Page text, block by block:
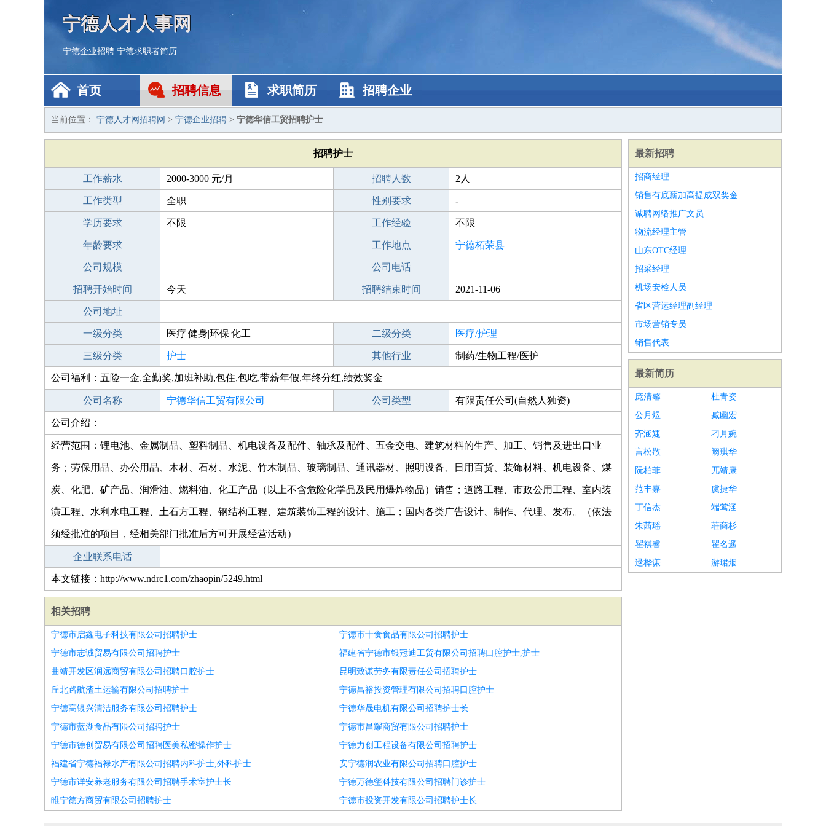
宁德人才人事网
宁德企业招聘 宁德求职者简历
首页 招聘信息 求职简历 招聘企业
当前位置： 宁德人才网招聘网 > 宁德企业招聘 > 宁德华信工贸招聘护士
招聘护士
工作薪水 2000-3000 元/月 招聘人数 2人
工作类型 全职 性别要求 -
学历要求 不限 工作经验 不限
年龄要求 工作地点 宁德柘荣县
公司规模 公司电话
招聘开始时间 今天 招聘结束时间 2021-11-06
公司地址
一级分类 医疗|健身|环保|化工 二级分类 医疗/护理
三级分类 护士 其他行业 制药/生物工程/医护
公司福利：五险一金,全勤奖,加班补助,包住,包吃,带薪年假,年终分红,绩效奖金
公司名称 宁德华信工贸有限公司 公司类型 有限责任公司(自然人独资)
公司介绍：
经营范围：锂电池、金属制品、塑料制品、机电设备及配件、轴承及配件、五金交电、建筑材料的生产、加工、销售及进出口业
务；劳保用品、办公用品、木材、石材、水泥、竹木制品、玻璃制品、通讯器材、照明设备、日用百货、装饰材料、机电设备、煤
炭、化肥、矿产品、润滑油、燃料油、化工产品（以上不含危险化学品及民用爆炸物品）销售；道路工程、市政公用工程、室内装
潢工程、水利水电工程、土石方工程、钢结构工程、建筑装饰工程的设计、施工；国内各类广告设计、制作、代理、发布。（依法
须经批准的项目，经相关部门批准后方可开展经营活动）
企业联系电话
本文链接：http://www.ndrc1.com/zhaopin/5249.html
相关招聘
宁德市启鑫电子科技有限公司招聘护士
宁德市十食食品有限公司招聘护士
宁德市志诚贸易有限公司招聘护士
福建省宁德市银冠迪工贸有限公司招聘口腔护士,护士
曲靖开发区润远商贸有限公司招聘口腔护士
昆明致谦劳务有限责任公司招聘护士
丘北路航渣土运输有限公司招聘护士
宁德昌裕投资管理有限公司招聘口腔护士
宁德高银兴清洁服务有限公司招聘护士
宁德华晟电机有限公司招聘护士长
宁德市蓝湖食品有限公司招聘护士
宁德市昌耀商贸有限公司招聘护士
宁德市德创贸易有限公司招聘医美私密操作护士
宁德力创工程设备有限公司招聘护士
福建省宁德福禄水产有限公司招聘内科护士,外科护士
安宁德润农业有限公司招聘口腔护士
宁德市详安养老服务有限公司招聘手术室护士长
宁德万德玺科技有限公司招聘门诊护士
睢宁德方商贸有限公司招聘护士
宁德市投资开发有限公司招聘护士长
最新招聘
招商经理
销售有底薪加高提成双奖金
诚聘网络推广文员
物流经理主管
山东OTC经理
招采经理
机场安检人员
省区营运经理副经理
市场营销专员
销售代表
最新简历
庞清馨
杜青姿
公月煜
臧幽宏
齐涵婕
刁月婉
言松敬
阚琪华
阮柏菲
兀靖康
范丰嘉
虞捷华
丁信杰
端莺涵
朱茜瑶
荘商杉
瞿祺睿
瞿名遥
逯桦谦
游珺烟